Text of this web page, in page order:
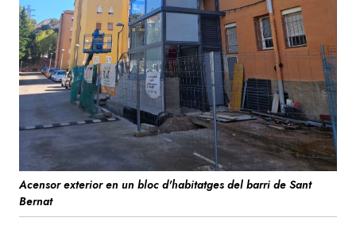
Acensor exterior en un bloc d'habitatges del barri de Sant
Bernat